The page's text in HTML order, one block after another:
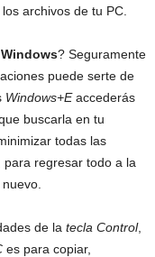
archivos de tu PC.
? Seguramente
puede serte de
Windows+Eaccederás
buscarla en tu
todas las
regresar todo a la
de la tecla Control,
es para copiar,